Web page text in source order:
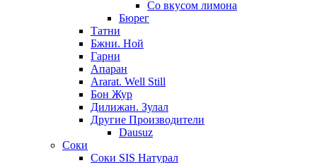
Со вкусом лимона
Бюрег
Татни
Бжни. Ной
Гарни
Апаран
Ararat. Well Still
Бон Жур
Дилижан. Зулал
Другие Производители
Dausuz
Соки
Соки SIS Натурал